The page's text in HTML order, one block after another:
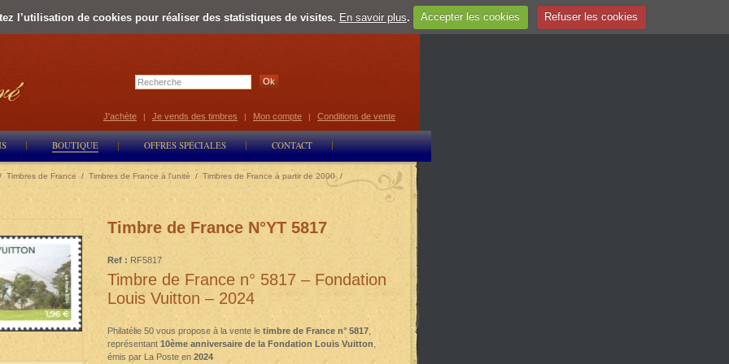
l’utilisation de cookies pour réaliser des statistiques de visites. En savoir plus. Accepter les cookies Refuser les cookies
Select Language ▼
BOUTIQUE OFFRES SPÉCIALES CONTACT
J'achète | Je vends des timbres | Mon compte | Conditions de vente
Timbres de France / Timbres de France à l'unité / Timbres de France à partir de 2000/
Timbre de France N°YT 5817
Ref : RF5817
Timbre de France n° 5817 – Fondation
Louis Vuitton – 2024
Philatélie 50 vous propose à la vente le timbre de France n° 5817
représentant 10ème anniversaire de la Fondation Louis Vuitton
émis par La Poste en 2024